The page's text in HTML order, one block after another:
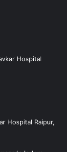
Hospital
Hospital Raipur,